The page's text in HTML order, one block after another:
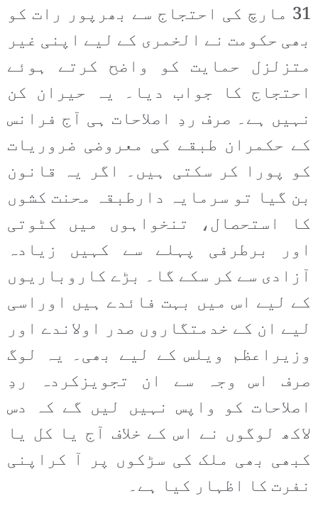
31 مارچ کی احتجاج سے بھرپور رات کو
بھی حکومت نے الخمری کے لیے اپنی غیر
متزلزل حمایت کو واضح کرتے ہوئے
احتجاج کا جواب دیا۔ یہ حیران کن
نہیں ہے۔ صرف ردِ اصلاحات ہی آج فرانس
کے حکمران طبقے کی معروضی ضروریات
کو پورا کر سکتی ہیں۔ اگر یہ قانون
بن گیا تو سرمایہ دارطبقہ محنت کشوں
کا استحصال، تنخواہوں میں کٹوتی
اور برطرفی پہلے سے کہیں زیادہ
آزادی سے کر سکے گا۔ بڑے کاروباریوں
کے لیے اس میں بہت فائدے ہیں اوراسی
لیے ان کے خدمتگاروں صدر اولاندے اور
وزیراعظم ویلس کے لیے بھی۔ یہ لوگ
صرف اس وجہ سے ان تجویزکردہ ردِ
اصلاحات کو واپس نہیں لیں گے کہ دس
لاکھ لوگوں نے اس کے خلاف آج یا کل یا
کبھی بھی ملک کی سڑکوں پر آ کراپنی
نفرت کا اظہار کیا ہے۔